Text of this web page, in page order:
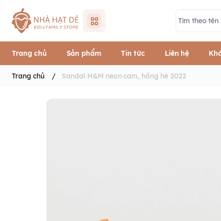
Trang chủ Sản phẩm Tin tức Liên hệ
Trang chủ / Sandal H&M neon cam, hồng hè 2022